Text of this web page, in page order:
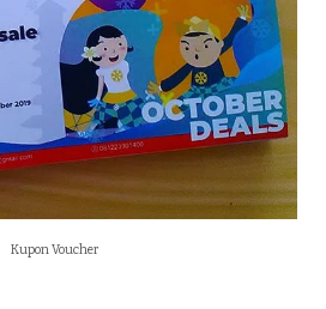
Kupon Voucher